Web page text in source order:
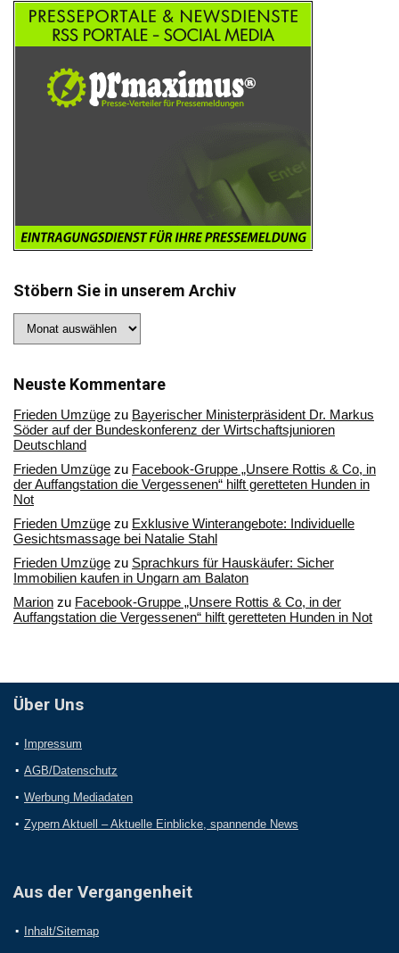
Stöbern Sie in unserem Archiv
Sie
Archiv
Neuste Kommentare
Frieden Umzüge zu Bayerischer Ministerpräsident Dr. Markus
Söder auf der Bundeskonferenz der Wirtschaftsjunioren
Deutschland
Frieden Umzüge zu Facebook-Gruppe „Unsere Rottis & Co, in
der Auffangstation die Vergessenen“ hilft geretteten Hunden in
Not
Frieden Umzüge zu Exklusive Winterangebote: Individuelle
Gesichtsmassage bei Natalie Stahl
Frieden Umzüge zu Sprachkurs für Hauskäufer: Sicher
Immobilien kaufen in Ungarn am Balaton
Marion zu Facebook-Gruppe „Unsere Rottis & Co, in der
Auffangstation die Vergessenen“ hilft geretteten Hunden in Not
Über Uns
Impressum
AGB/Datenschutz
Werbung Mediadaten
Zypern Aktuell – Aktuelle Einblicke, spannende News
Aus der Vergangenheit
Inhalt/Sitemap